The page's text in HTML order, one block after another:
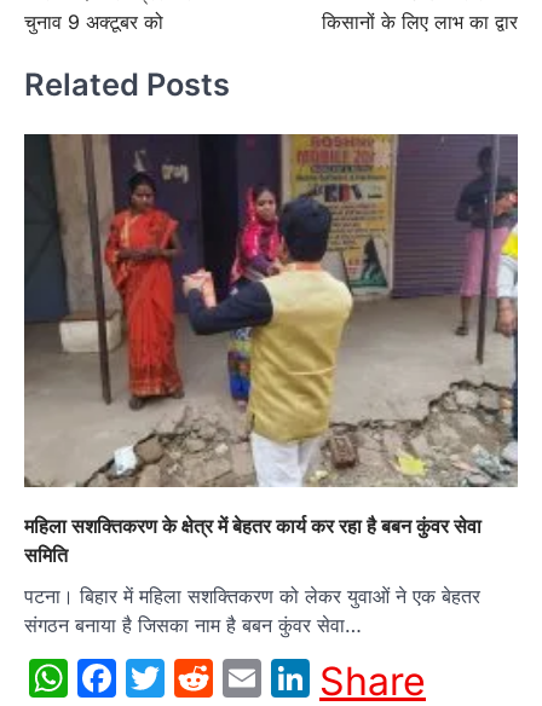
चुनाव 9 अक्टूबर को
किसानों के लिए लाभ का द्वार
Related Posts
महिला सशक्तिकरण के क्षेत्र में बेहतर कार्य कर रहा है बबन कुंवर सेवा
समिति
पटना। बिहार में महिला सशक्तिकरण को लेकर युवाओं ने एक बेहतर
संगठन बनाया है जिसका नाम है बबन कुंवर सेवा…
WhatsApp
Facebook
Twitter
Reddit
EmailLinkedIn
Share